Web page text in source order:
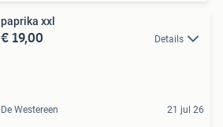
paprika xxl
€ 19,00 Details
De Westereen 21 jul 26